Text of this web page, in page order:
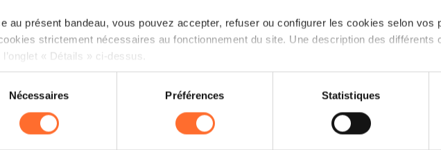
au présent bandeau, vous pouvez accepter, refuser ou configurer les cookies selon vos
strictement nécessaires au fonctionnement du site. Une description des différents
l’onglet « Détails » ci-dessus.
précisé que la navigation sur le site et certaines fonctionnalités (ex : lecture de vidéos,
de refus de tous les cookies ou des cookies non nécessaires.
Nécessaires Préférences Statistiques
alors que le gouvernement prévoit de
avantages en nature, mettant en avant les
détriment des autres solutions.